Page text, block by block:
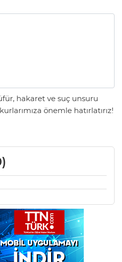
hakaret ve suç unsuru
önemle hatırlatırız!
)